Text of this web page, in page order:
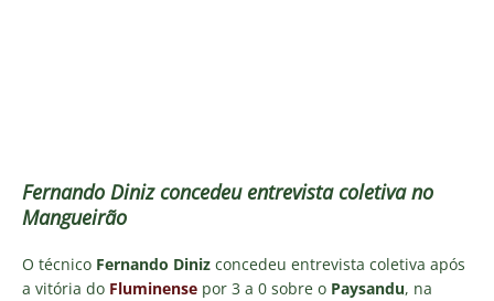
Fernando Diniz concedeu entrevista coletiva no
Mangueirão
O técnico Fernando Diniz concedeu entrevista coletiva após
a vitória do Fluminense por 3 a 0 sobre o Paysandu, na